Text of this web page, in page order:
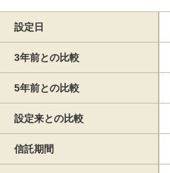
設定日
3年前との比較
5年前との比較
設定来との比較
信託期間